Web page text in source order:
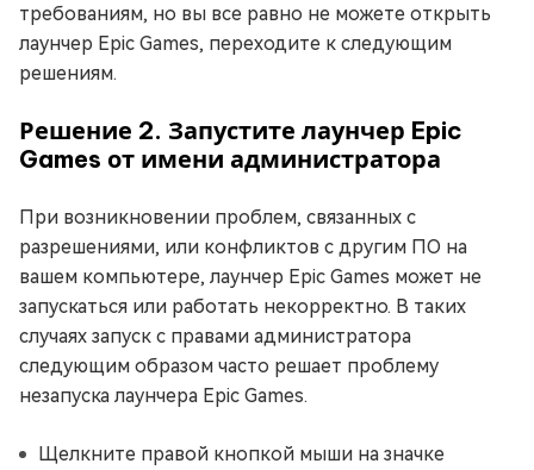
требованиям, но вы все равно не можете открыть
лаунчер Epic Games, переходите к следующим
решениям.
Решение 2. Запустите лаунчер Epic
Games от имени администратора
При возникновении проблем, связанных с
разрешениями, или конфликтов с другим ПО на
вашем компьютере, лаунчер Epic Games может не
запускаться или работать некорректно. В таких
случаях запуск с правами администратора
следующим образом часто решает проблему
незапуска лаунчера Epic Games.
Щелкните правой кнопкой мыши на значке